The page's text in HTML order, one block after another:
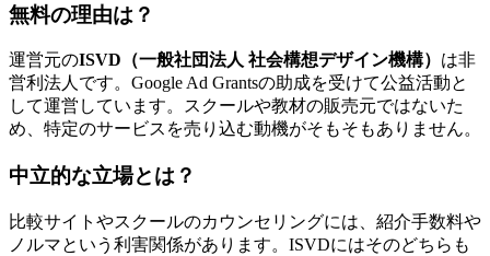
無料の理由は？
運営元のISVD（一般社団法人 社会構想デザイン機構） は非
営利法人です。Google Ad Grantsの助成を受けて公益活動と
して運営しています。スクールや教材の販売元ではないた
め、特定のサービスを売り込む動機がそもそもありません。
中立的な立場とは？
比較サイトやスクールのカウンセリングには、紹介手数料や
ノルマという利害関係があります。ISVDにはそのどちらも